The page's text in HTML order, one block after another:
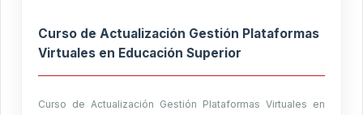
Curso de Actualización Gestión Plataformas
Virtuales en Educación Superior
Curso de Actualización Gestión Plataformas Virtuales en